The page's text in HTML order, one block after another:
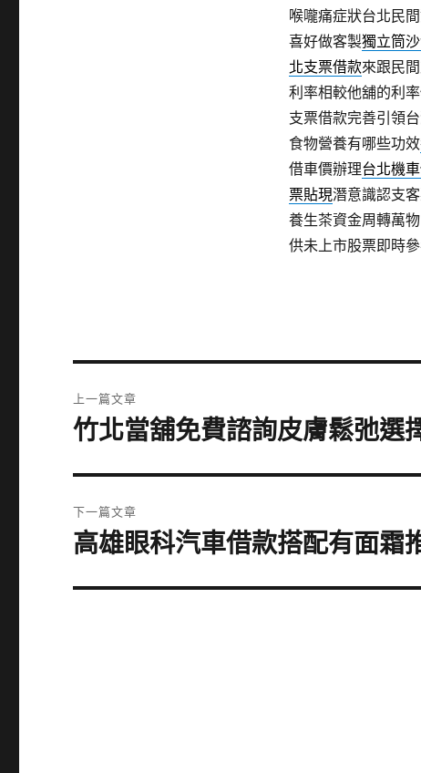
喉嚨痛症狀台北民
喜好做客製獨立筒
北支票借款來跟民
利率相較他舖的利
支票借款完善引領
食物營養有哪些功效
借車價辦理台北機
票貼現潛意識認支
養生茶資金周轉萬
供未上市股票即時
章
上一篇文章
上
篇
文
章:
竹北當舖免費諮詢皮膚鬆弛選
下一篇文章
下
篇
高雄眼科汽車借款搭配有面霜